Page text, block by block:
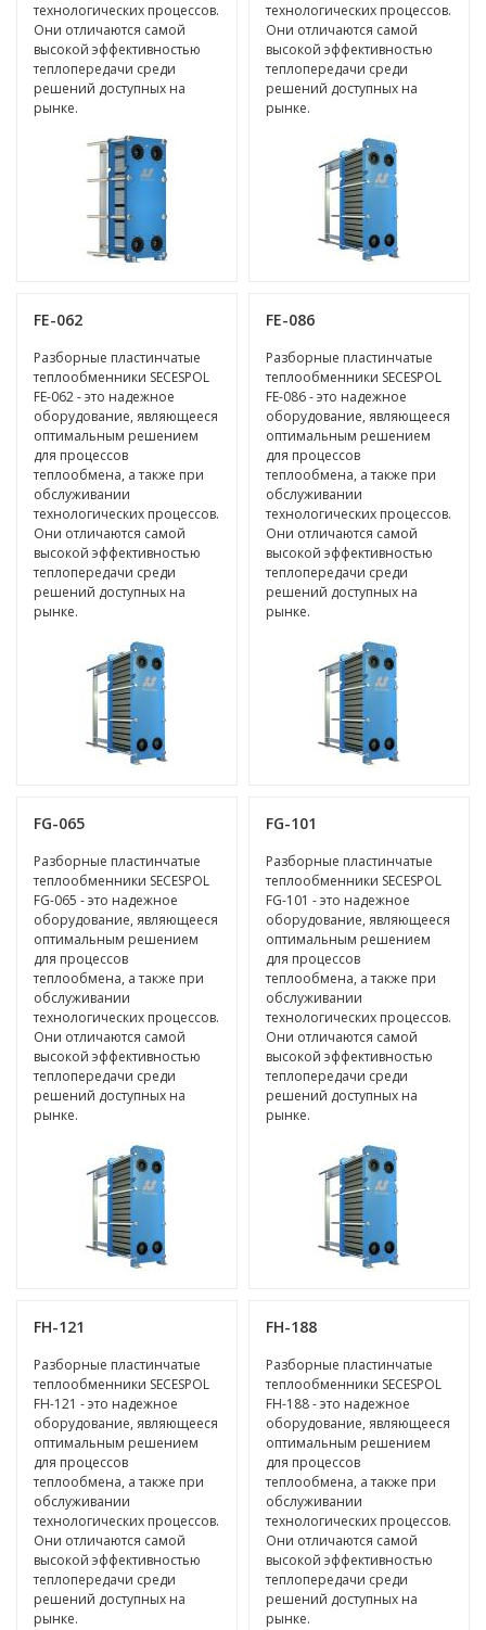
технологических процессов.
Они отличаются самой
высокой эффективностью
теплопередачи среди
решений доступных на
рынке.
технологических процессов.
Они отличаются самой
высокой эффективностью
теплопередачи среди
решений доступных на
рынке.
FE-062
Разборные пластинчатые
теплообменники SECESPOL
FE-062 - это надежное
оборудование, являющееся
оптимальным решением
для процессов
теплообмена, а также при
обслуживании
технологических процессов.
Они отличаются самой
высокой эффективностью
теплопередачи среди
решений доступных на
рынке.
FE-086
Разборные пластинчатые
теплообменники SECESPOL
FE-086 - это надежное
оборудование, являющееся
оптимальным решением
для процессов
теплообмена, а также при
обслуживании
технологических процессов.
Они отличаются самой
высокой эффективностью
теплопередачи среди
решений доступных на
рынке.
FG-065
Разборные пластинчатые
теплообменники SECESPOL
FG-065 - это надежное
оборудование, являющееся
оптимальным решением
для процессов
теплообмена, а также при
обслуживании
технологических процессов.
Они отличаются самой
высокой эффективностью
теплопередачи среди
решений доступных на
рынке.
FG-101
Разборные пластинчатые
теплообменники SECESPOL
FG-101 - это надежное
оборудование, являющееся
оптимальным решением
для процессов
теплообмена, а также при
обслуживании
технологических процессов.
Они отличаются самой
высокой эффективностью
теплопередачи среди
решений доступных на
рынке.
FH-121
Разборные пластинчатые
теплообменники SECESPOL
FH-121 - это надежное
оборудование, являющееся
оптимальным решением
для процессов
теплообмена, а также при
обслуживании
технологических процессов.
Они отличаются самой
высокой эффективностью
теплопередачи среди
решений доступных на
рынке.
FH-188
Разборные пластинчатые
теплообменники SECESPOL
FH-188 - это надежное
оборудование, являющееся
оптимальным решением
для процессов
теплообмена, а также при
обслуживании
технологических процессов.
Они отличаются самой
высокой эффективностью
теплопередачи среди
решений доступных на
рынке.